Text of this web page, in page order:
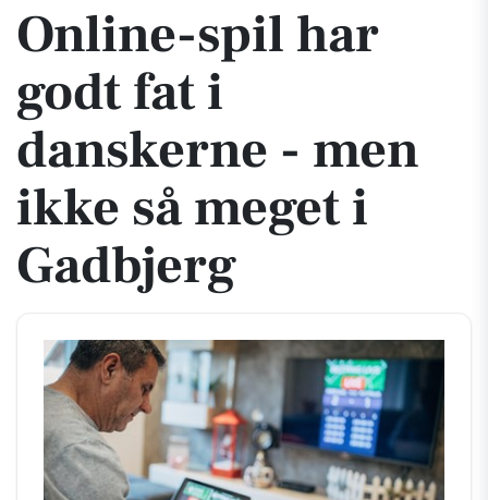
Online-spil har
godt fat i
danskerne - men
ikke så meget i
Gadbjerg